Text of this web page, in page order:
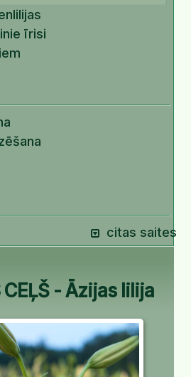
īrisi
citas saites
CEĻŠ - Āzijas lilija